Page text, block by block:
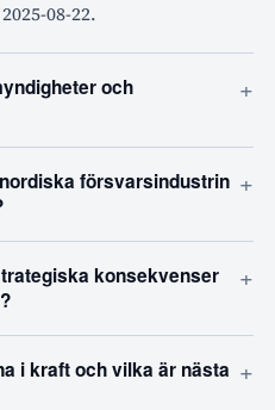
08-22.
och
+
försvarsindustrin +
konsekvenser
+
i kraft och vilka är nästa +